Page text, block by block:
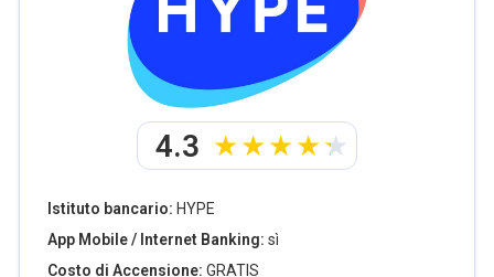
4.3
Istituto bancario: HYPE
App Mobile / Internet Banking: sì
Costo di Accensione: GRATIS